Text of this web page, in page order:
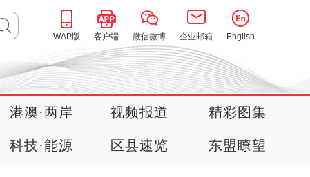
WAP版 客户端 微信微博 企业邮箱 English
港澳·两岸 视频报道 精彩图集
科技·能源 区县速览 东盟瞭望